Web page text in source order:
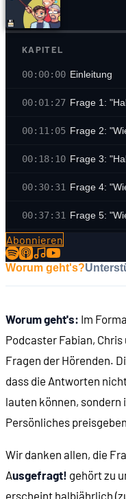
KAPITEL
00:00:00 Einleitung
00:01:27 Frage 1:
00:11:05 Frage 2:
00:18:10 Frage 3:
00:30:31 Frage 4:
00:37:31 Frage 5:
00:48:57
00:56:58 Frage 7:
01:14:56
Abonnieren
Worum geht's?
Worum geht's: Im
Podcaster Fabian, Chris
Fragen der Hörenden.
dass die Antworten nicht
lauten können, sondern
Persönliches
Wir danken allen, die
Ausgefragt! gehört zu
erscheint halbjährlich